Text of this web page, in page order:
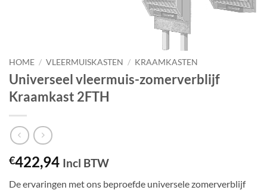
HOME / VLEERMUISKASTEN / KRAAMKASTEN
Universeel vleermuis-zomerverblijf
Kraamkast 2FTH
€422,94 Incl BTW
De ervaringen met ons beproefde universele zomerverblijf